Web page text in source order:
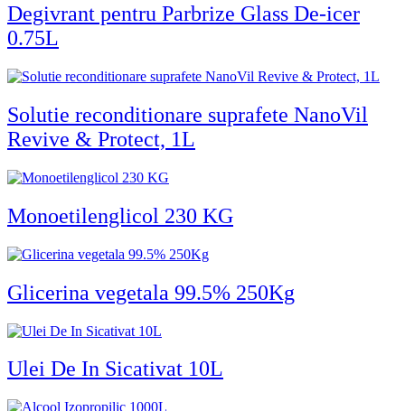
Degivrant pentru Parbrize Glass De-icer
0.75L
Solutie reconditionare suprafete NanoVil
Revive & Protect, 1L
Monoetilenglicol 230 KG
Glicerina vegetala 99.5% 250Kg
Ulei De In Sicativat 10L